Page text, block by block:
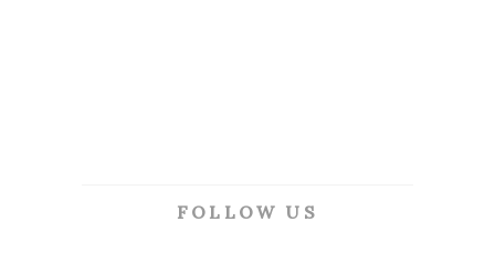
FOLLOW US